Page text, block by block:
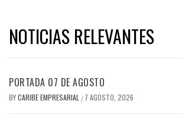
NOTICIAS RELEVANTES
PORTADA 07 DE AGOSTO
BYCARIBE EMPRESARIAL / 7 AGOSTO, 2026